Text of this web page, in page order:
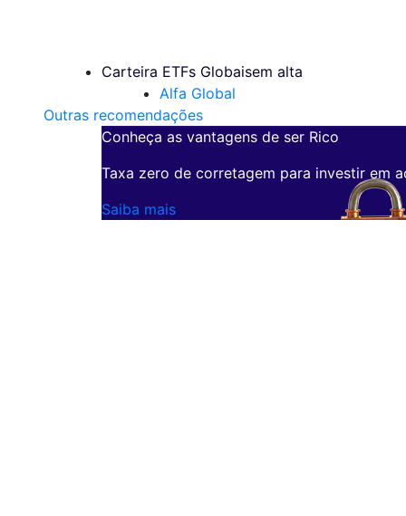
Carteira ETFs Globaisem alta
Alfa Global
Outras recomendações
Conheça as vantagens de ser Rico
Taxa zero de corretagem para investir em
Saiba mais